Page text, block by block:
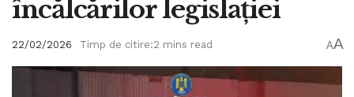
încălcărilor legislației
22/02/2026 Timp de citire:2 mins read AA